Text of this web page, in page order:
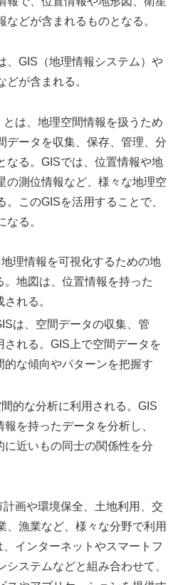
どが含まれるものとなる。
、GIS（地理情報システム）や
どが含まれる。
は、地理空間情報を扱うため
データを収集、保存、管理、分
なる。GISでは、位置情報や地
の測位情報など、様々な地理空
このGISを活用することで、
なる。
理情報を可視化するための地
。地図は、位置情報を持った
れる。
は、空間データの収集、管
される。GIS上で空間データを
的な傾向やパターンを把握す
的な分析に利用される。GIS
を持ったデータを分析し、
に近いもの同士の関係性を分
画や環境保全、土地利用、交
、漁業など、様々な分野で利用
インターネットやスマートフ
システムなどと組み合わせて、